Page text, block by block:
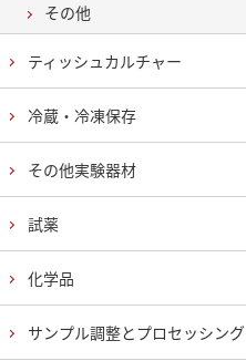
その他
ティッシュカルチャー
冷蔵・冷凍保存
その他実験器材
試薬
化学品
サンプル調整とプロセッシング